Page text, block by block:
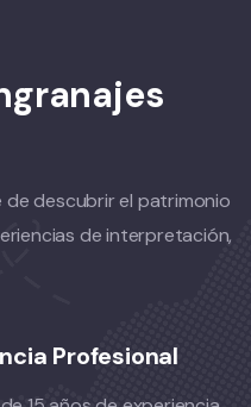
descubrir el patrimonio
de interpretación,
Profesional